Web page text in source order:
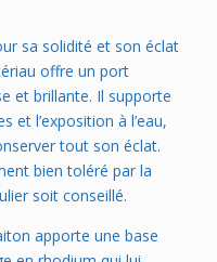
sa solidité et son éclat
offre un port
et brillante. Il supporte
et l’exposition à l’eau,
tout son éclat.
bien toléré par la
soit conseillé.
apporte une base